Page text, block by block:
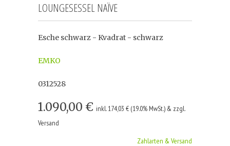
LOUNGESESSEL NAÏVE
Esche schwarz - Kvadrat - schwarz
EMKO
0312528
1.090,00 € inkl. 174,03 € (19.0% MwSt.) & zzgl.
Versand
Zahlarten & Versand